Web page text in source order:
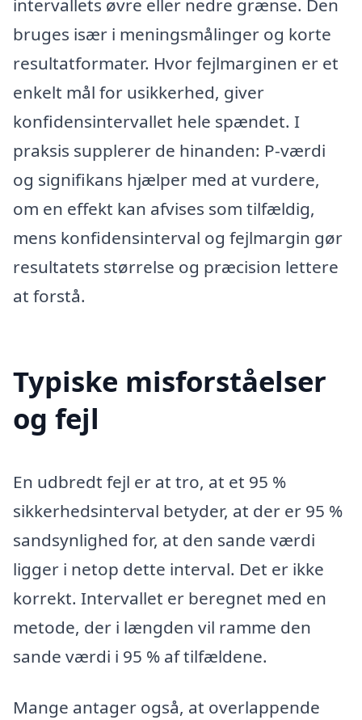
intervallets øvre eller nedre grænse. Den
bruges især i meningsmålinger og korte
resultatformater. Hvor fejlmarginen er et
enkelt mål for usikkerhed, giver
konfidensintervallet hele spændet. I
praksis supplerer de hinanden: P-værdi
og signifikans hjælper med at vurdere,
om en effekt kan afvises som tilfældig,
mens konfidensinterval og fejlmargin gør
resultatets størrelse og præcision lettere
at forstå.
Typiske misforståelser
og fejl
En udbredt fejl er at tro, at et 95 %
sikkerhedsinterval betyder, at der er 95 %
sandsynlighed for, at den sande værdi
ligger i netop dette interval. Det er ikke
korrekt. Intervallet er beregnet med en
metode, der i længden vil ramme den
sande værdi i 95 % af tilfældene.
Mange antager også, at overlappende